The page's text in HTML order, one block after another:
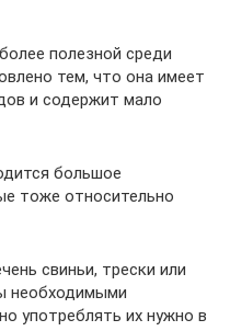
полезной среди
тем, что она имеет
и содержит мало
большое
тоже относительно
свиньи, трески или
необходимыми
употреблять их нужно в